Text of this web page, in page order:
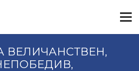
ВЕЛИЧАНСТВЕН,